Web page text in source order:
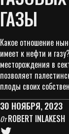
ГАЗЫ
Какое отношение
имеет к нефти и
месторождения в
позволяет
плоды своих
30 НОЯБРЯ, 2023
ОтROBERT INLAKESH